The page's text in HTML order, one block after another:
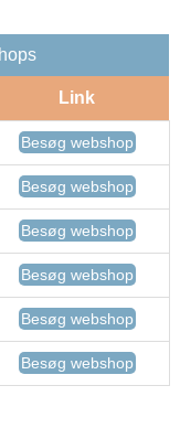
Link
Besøg webshop
Besøg webshop
Besøg webshop
Besøg webshop
Besøg webshop
Besøg webshop